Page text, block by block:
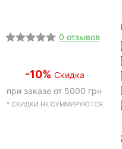
0 отзывов
-10% Скидка
при заказе от 5000 грн
* СКИДКИ НЕ СУММИРУЮТСЯ